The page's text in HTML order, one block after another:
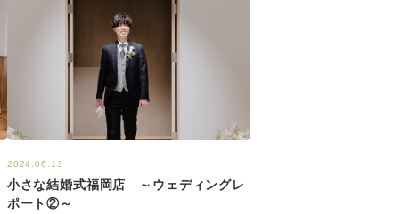
2024.06.13
小さな結婚式福岡店 ～ウェディングレ
ポート②～